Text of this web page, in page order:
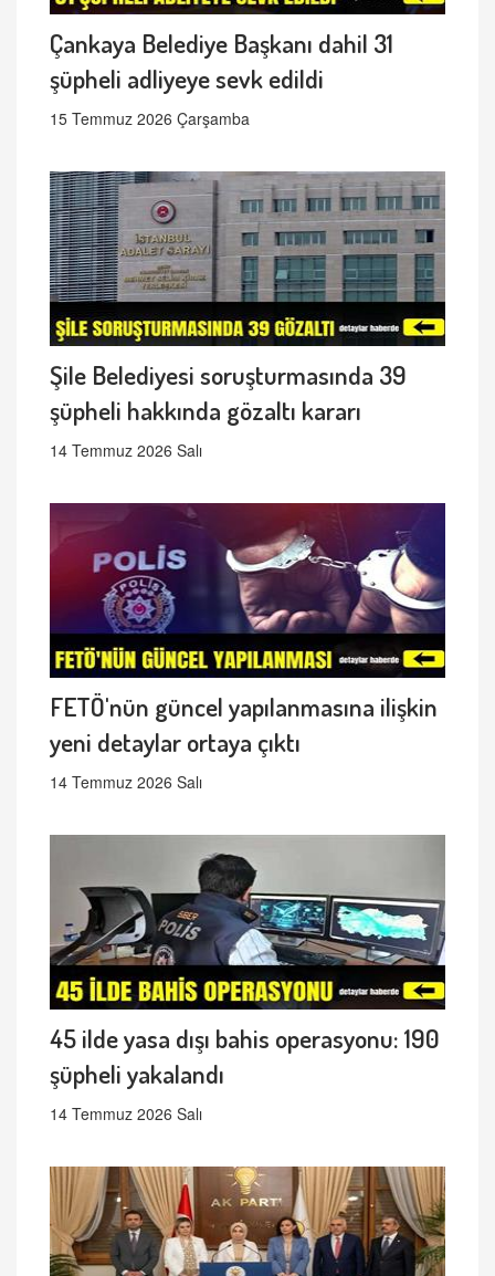
Çankaya Belediye Başkanı dahil 31
şüpheli adliyeye sevk edildi
15 Temmuz 2026 Çarşamba
Şile Belediyesi soruşturmasında 39
şüpheli hakkında gözaltı kararı
14 Temmuz 2026 Salı
FETÖ'nün güncel yapılanmasına ilişkin
yeni detaylar ortaya çıktı
14 Temmuz 2026 Salı
45 ilde yasa dışı bahis operasyonu: 190
şüpheli yakalandı
14 Temmuz 2026 Salı